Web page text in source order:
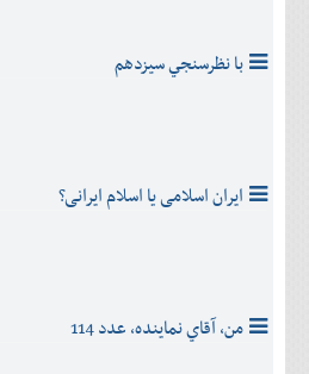
با نظرسنجي سيزدهم
ایران اسلامی یا اسلام ایرانی؟
من، آقاي نماينده، عدد 114